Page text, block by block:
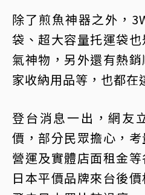
除了煎魚神器之外，
袋、超大容量托運袋
氣神物，另外還有熱
家收納用品等，也都在
登台消息一出，網友
價，部分民眾擔心，
營運及實體店面租金
日本平價品牌來台後